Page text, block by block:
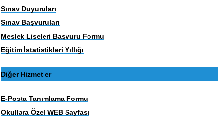
Sınav Duyuruları
Sınav Başvuruları
Meslek Liseleri Başvuru Formu
Eğitim İstatistikleri Yıllığı
Diğer Hizmetler
E-Posta Tanımlama Formu
Okullara Özel WEB Sayfası